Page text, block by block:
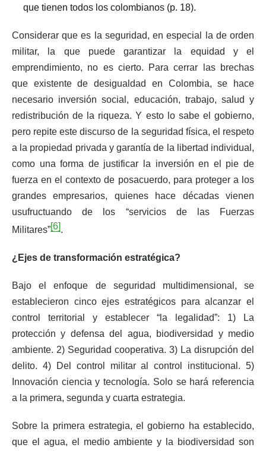
que tienen todos los colombianos (p. 18).
Considerar que es la seguridad, en especial la de orden
militar, la que puede garantizar la equidad y el
emprendimiento, no es cierto. Para cerrar las brechas
que existente de desigualdad en Colombia, se hace
necesario inversión social, educación, trabajo, salud y
redistribución de la riqueza. Y esto lo sabe el gobierno,
pero repite este discurso de la seguridad física, el respeto
a la propiedad privada y garantía de la libertad individual,
como una forma de justificar la inversión en el pie de
fuerza en el contexto de posacuerdo, para proteger a los
grandes empresarios, quienes hace décadas vienen
usufructuando de los “servicios de las Fuerzas
Militares”[6].
¿Ejes de transformación estratégica?
Bajo el enfoque de seguridad multidimensional, se
establecieron cinco ejes estratégicos para alcanzar el
control territorial y establecer “la legalidad”: 1) La
protección y defensa del agua, biodiversidad y medio
ambiente. 2) Seguridad cooperativa. 3) La disrupción del
delito. 4) Del control militar al control institucional. 5)
Innovación ciencia y tecnología. Solo se hará referencia
a la primera, segunda y cuarta estrategia.
Sobre la primera estrategia, el gobierno ha establecido,
que el agua, el medio ambiente y la biodiversidad son